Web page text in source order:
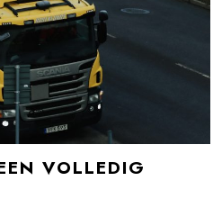
VOLLEDIG